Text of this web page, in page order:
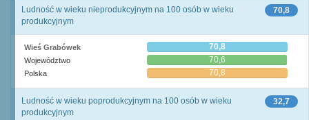
70,8
Ludność w wieku nieprodukcyjnym na 100 osób w wieku
produkcyjnym
Wieś Grabówek 70,8
Województwo 70,6
Polska 70,8
32,7
Ludność w wieku poprodukcyjnym na 100 osób w wieku
produkcyjnym